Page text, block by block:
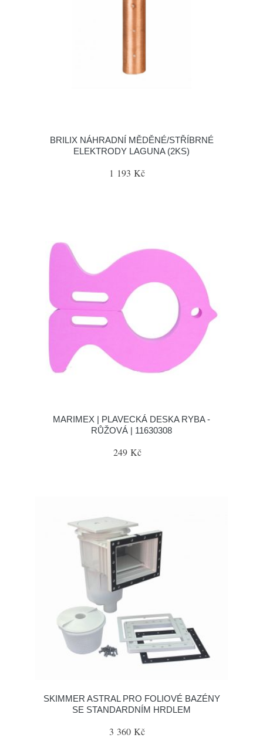
BRILIX NÁHRADNÍ MĚDĚNÉ/STŘÍBRNÉ
ELEKTRODY LAGUNA (2KS)
1 193 Kč
MARIMEX | PLAVECKÁ DESKA RYBA -
RŮŽOVÁ | 11630308
249 Kč
SKIMMER ASTRAL PRO FOLIOVÉ BAZÉNY
SE STANDARDNÍM HRDLEM
3 360 Kč